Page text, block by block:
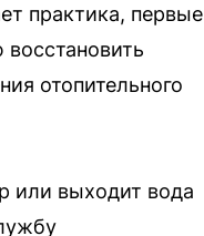
практика, первые
отопительного
или выходит вода